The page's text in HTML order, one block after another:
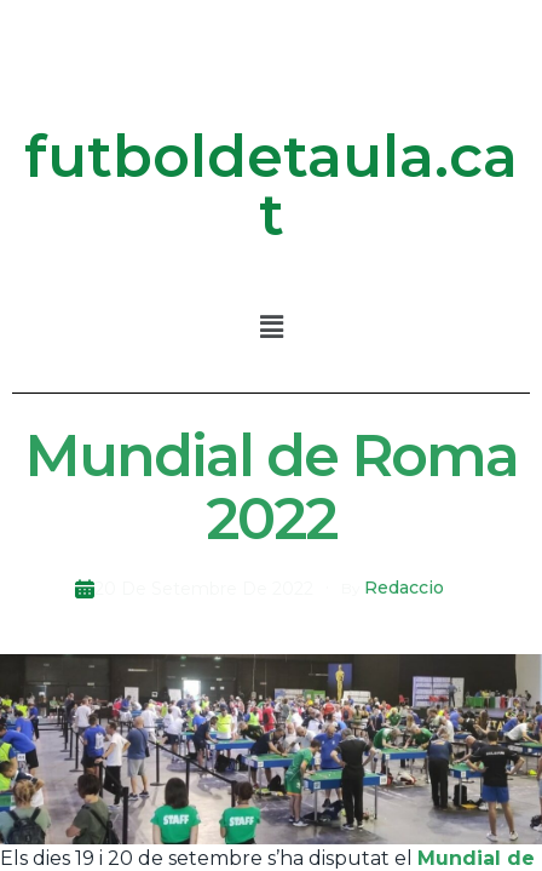
futboldetaula.ca
t
Mundial de Roma
2022
20 De Setembre De 2022 Redaccio
Els dies 19 i 20 de setembre s’ha disputat el Mundial de